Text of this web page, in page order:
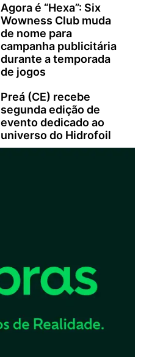
Agora é “Hexa”: Six
Wowness Club muda
de nome para
campanha publicitária
durante a temporada
de jogos
Preá (CE) recebe
segunda edição de
evento dedicado ao
universo do Hidrofoil